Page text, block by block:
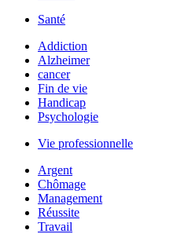
Santé
Addiction
Alzheimer
cancer
Fin de vie
Handicap
Psychologie
Vie professionnelle
Argent
Chômage
Management
Réussite
Travail